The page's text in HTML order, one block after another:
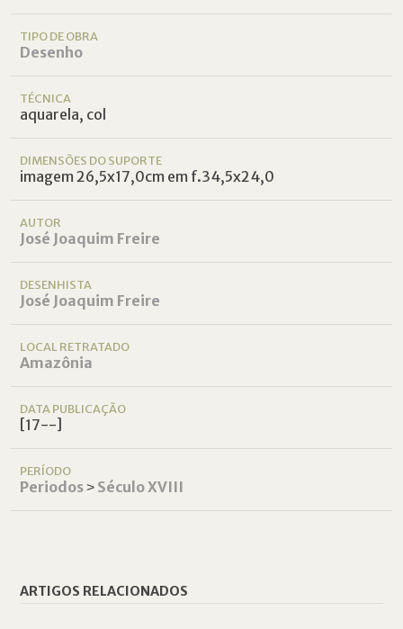
TIPO DE OBRA
Desenho
TÉCNICA
aquarela, col
DIMENSÕES DO SUPORTE
imagem 26,5x17,0cm em f.34,5x24,0
AUTOR
José Joaquim Freire
DESENHISTA
José Joaquim Freire
LOCAL RETRATADO
Amazônia
DATA PUBLICAÇÃO
[17--]
PERÍODO
Periodos˃ Século XVIII
ARTIGOS RELACIONADOS